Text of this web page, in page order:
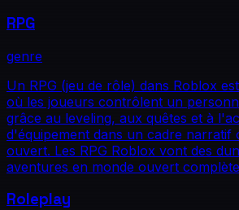
RPG
genre
Un RPG (jeu de rôle) dans Roblox
où les joueurs contrôlent un
grâce au leveling, aux quêtes et à
d'équipement dans un cadre narratif
ouvert. Les RPG Roblox vont des
aventures en monde ouvert
Roleplay